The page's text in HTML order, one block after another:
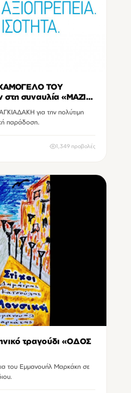
ΤΟΥ
συναυλία «ΜΑΖΙ
για την πολύτιμη
παράδοση.
1,349 προβολές
τραγούδι «ΟΔΟΣ
του Εμμανουήλ Μαρκάκη σε